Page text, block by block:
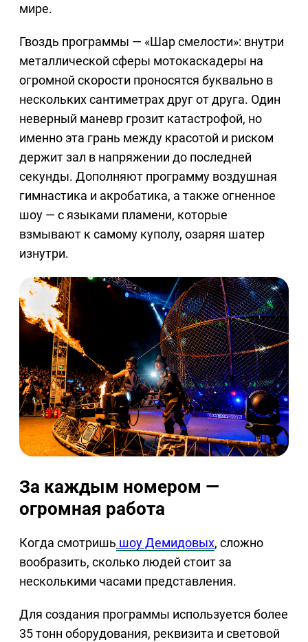
мире.
Гвоздь программы — «Шар смелости»: внутри
металлической сферы мотокаскадеры на
огромной скорости проносятся буквально в
нескольких сантиметрах друг от друга. Один
неверный маневр грозит катастрофой, но
именно эта грань между красотой и риском
держит зал в напряжении до последней
секунды. Дополняют программу воздушная
гимнастика и акробатика, а также огненное
шоу — с языками пламени, которые
взмывают к самому куполу, озаряя шатер
изнутри.
За каждым номером —
огромная работа
Когда смотришь шоу Демидовых, сложно
вообразить, сколько людей стоит за
несколькими часами представления.
Для создания программы используется более
35 тонн оборудования, реквизита и световой